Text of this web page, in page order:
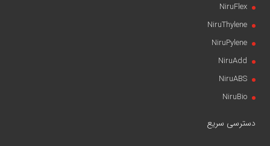
NiruFlex
NiruThylene
NiruPylene
NiruAdd
NiruABS
NiruBio
دسترسی سریع